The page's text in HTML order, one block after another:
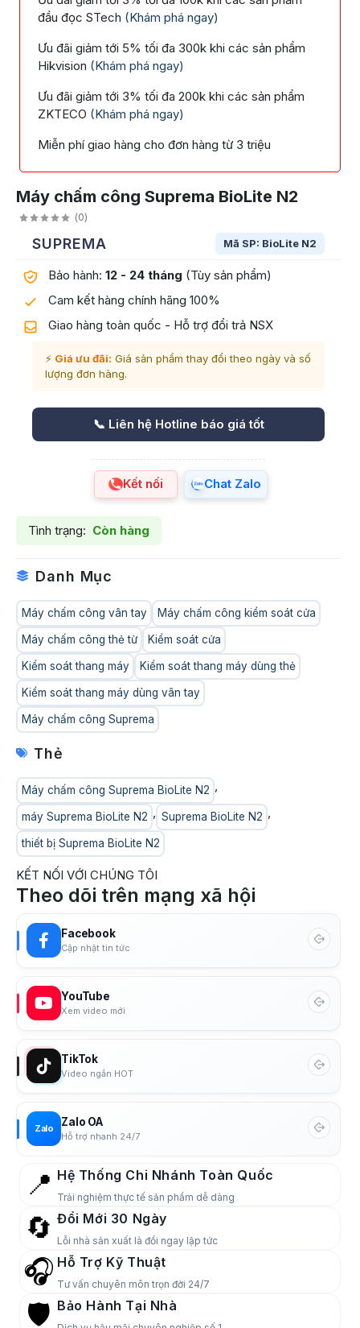
đầu đọc STech (Khám phá ngay)
Ưu đãi giảm tới 5% tối đa 300k khi các sản phẩm
Hikvision (Khám phá ngay)
Ưu đãi giảm tới 3% tối đa 200k khi các sản phẩm
ZKTECO (Khám phá ngay)
Miễn phí giao hàng cho đơn hàng từ 3 triệu
Máy chấm công Suprema BioLite N2
(0)
SUPREMA Mã SP: BioLite N2
Bảo hành: 12 - 24 tháng (Tùy sản phẩm)
Cam kết hàng chính hãng 100%
Giao hàng toàn quốc - Hỗ trợ đổi trả NSX
⚡ Giá ưu đãi: Giá sản phẩm thay đổi theo ngày và số
lượng đơn hàng.
📞 Liên hệ Hotline báo giá tốt
Kết nối Chat Zalo
Tình trạng: Còn hàng
Danh Mục
Máy chấm công vân tay Máy chấm công kiểm soát cửa
Máy chấm công thẻ từ Kiểm soát cửa
Kiểm soát thang máy Kiểm soát thang máy dùng thẻ
Kiểm soát thang máy dùng vân tay
Máy chấm công Suprema
Thẻ
Máy chấm công Suprema BioLite N2
máy Suprema BioLite N2 Suprema BioLite N2
thiết bị Suprema BioLite N2
KẾT NỐI VỚI CHÚNG TÔI
Theo dõi trên mạng xã hội
Facebook
Cập nhật tin tức
YouTube
Xem video mới
TikTok
Video ngắn HOT
Zalo Zalo OA
Hỗ trợ nhanh 24/7
📍 Hệ Thống Chi Nhánh Toàn Quốc
Trải nghiệm thực tế sản phẩm dễ dàng
🔄 Đổi Mới 30 Ngày
Lỗi nhà sản xuất là đổi ngay lập tức
🎧 Hỗ Trợ Kỹ Thuật
Tư vấn chuyên môn trọn đời 24/7
🛡️ Bảo Hành Tại Nhà